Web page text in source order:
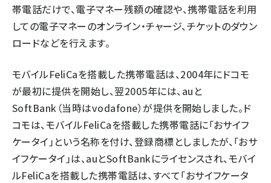
帯電話だけで、電子マネー残額の確認や、携帯電話を利用
しての電子マネーのオンライン・チャージ、チケットのダウン
ロードなどを行えます。
モバイルFeliCaを搭載した携帯電話は、2004年にドコモ
が最初に提供を開始し、翌2005年には、auと
SoftBank（当時はvodafone）が提供を開始しました。ド
コモは、モバイルFeliCaを搭載した携帯電話に「おサイフ
ケータイ」という名称を付け、登録商標としましたが、「おサ
イフケータイ」は、auとSoftBankにライセンスされ、モバイ
ルFeliCaを搭載した携帯電話は、すべて「おサイフケータ